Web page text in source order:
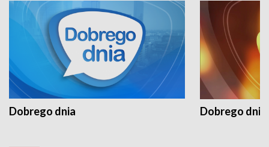
Dobrego dnia Dobrego dnia